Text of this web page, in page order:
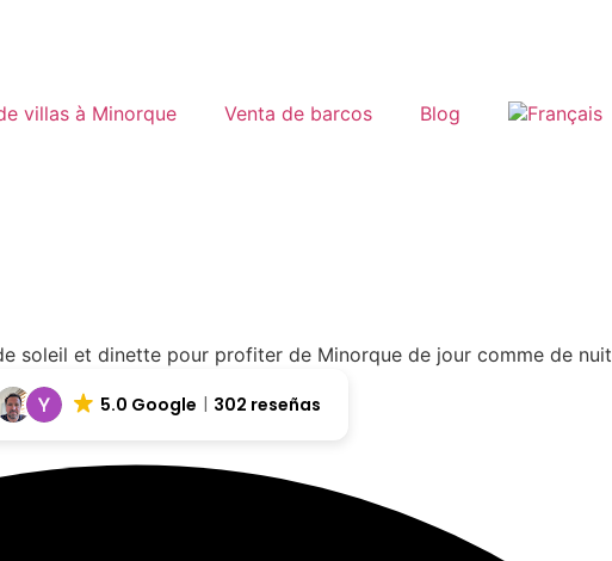
villas à Minorque Venta de barcos Blog
soleil et dinette pour profiter de Minorque de jour comme de nuit
5.0 Google 302 reseñas